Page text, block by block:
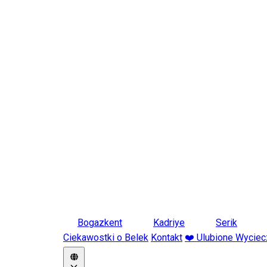
Bogazkent Kadriye
Serik
Ciekawostki o Belek Kontakt ❤️ Ulubione